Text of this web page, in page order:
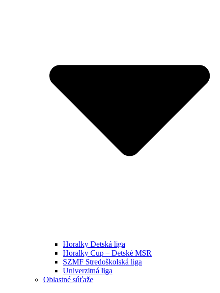
Horalky Detská liga
Horalky Cup – Detské MSR
SZMF Stredoškolská liga
Univerzitná liga
Oblastné súťaže